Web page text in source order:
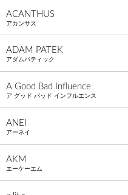
ACANTHUS
アカンサス
ADAM PATEK
アダムパティック
A Good Bad Influence
ア グッド バッド インフルエンス
ANEI
アーネイ
AKM
エーケーエム